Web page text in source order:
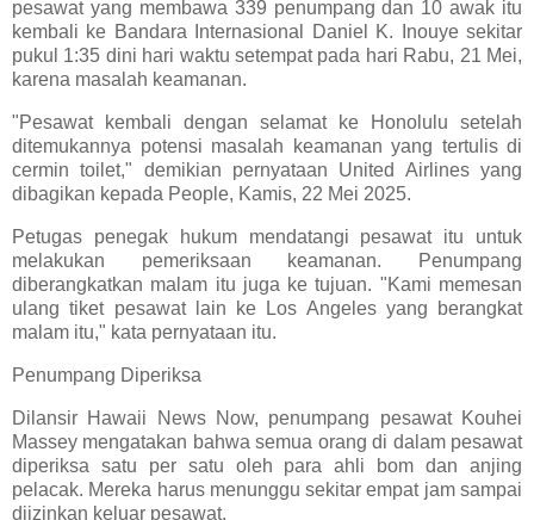
pesawat yang membawa 339 penumpang dan 10 awak itu
kembali ke Bandara Internasional Daniel K. Inouye sekitar
pukul 1:35 dini hari waktu setempat pada hari Rabu, 21 Mei,
karena masalah keamanan.
"Pesawat kembali dengan selamat ke Honolulu setelah
ditemukannya potensi masalah keamanan yang tertulis di
cermin toilet," demikian pernyataan United Airlines yang
dibagikan kepada People, Kamis, 22 Mei 2025.
Petugas penegak hukum mendatangi pesawat itu untuk
melakukan pemeriksaan keamanan. Penumpang
diberangkatkan malam itu juga ke tujuan. "Kami memesan
ulang tiket pesawat lain ke Los Angeles yang berangkat
malam itu," kata pernyataan itu.
Penumpang Diperiksa
Dilansir Hawaii News Now, penumpang pesawat Kouhei
Massey mengatakan bahwa semua orang di dalam pesawat
diperiksa satu per satu oleh para ahli bom dan anjing
pelacak. Mereka harus menunggu sekitar empat jam sampai
diizinkan keluar pesawat.